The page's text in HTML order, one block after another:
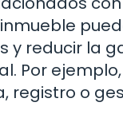
y reducir la
Por
registro o